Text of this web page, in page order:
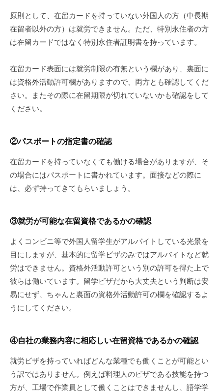
原則として、在留カードを持っていない外国人の方（中長期
在留者以外の方）は就労できません。ただ、特別永住者の方
は在留カードではなく特別永住者証明書を持っています。
在留カード表面には就労制限の有無という欄があり、裏面に
は資格外活動許可欄がありますので、両方とも確認してくだ
さい。またその際に在留期限が切れていないかも確認をして
ください。
②パスポートの指定書の確認
在留カードを持っていなくても働ける場合がありますが、そ
の場合にはパスポートに書かれています。面接などの際に
は、必ず持ってきてもらいましょう。
③就労が可能な在留資格であるかの確認
よくコンビニ等で外国人留学生がアルバイトしている光景を
目にしますが、基本的に留学ビザのみではアルバイトなど就
労はできません。資格外活動許可という別の許可を得た上で
彼らは働いています。留学ビザだから大丈夫という判断は安
易にせず、ちゃんと裏面の資格外活動許可の欄を確認するよ
うにしてください。
④自社の業務内容に相応しい在留資格であるかの確認
就労ビザを持っていればどんな業種でも働くことが可能とい
う訳ではありません。例えば料理人のビザである技能を持つ
方が、工場で作業員として働くことはできませんし、語学学